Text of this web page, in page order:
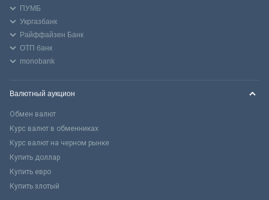
ПУМБ
Укргазбанк
Райффайзен Банк
ОТП банк
monobank
Валютный аукцион
Обмен валют
Курс валют в обменниках
Курс валют на черном рынке
Купить доллар
Купить евро
Купить злотый